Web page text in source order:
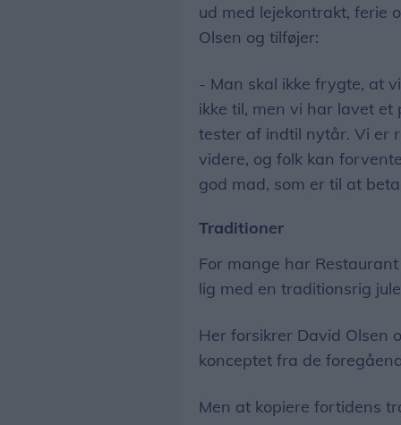
ud med lejekontrakt, ferie
Olsen og tilføjer:
- Man skal ikke frygte, at
ikke til, men vi har lavet
tester af indtil nytår. Vi er
videre, og folk kan
god mad, som er til at
Traditioner
For mange har
lig med en traditionsrig
Her forsikrer David Olsen
konceptet fra de
Men at kopiere fortidens